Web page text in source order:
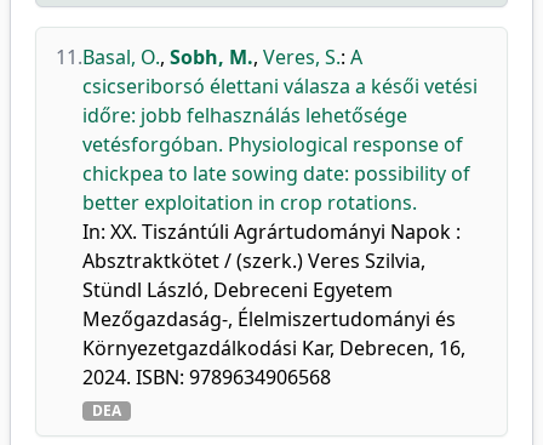
11.Basal, O., Sobh, M., Veres, S.: A
csicseriborsó élettani válasza a késői vetési
időre: jobb felhasználás lehetősége
vetésforgóban. Physiological response of
chickpea to late sowing date: possibility of
better exploitation in crop rotations.
In: XX. Tiszántúli Agrártudományi Napok :
Absztraktkötet / (szerk.) Veres Szilvia,
Stündl László, Debreceni Egyetem
Mezőgazdaság-, Élelmiszertudományi és
Környezetgazdálkodási Kar, Debrecen, 16,
2024. ISBN: 9789634906568
DEA